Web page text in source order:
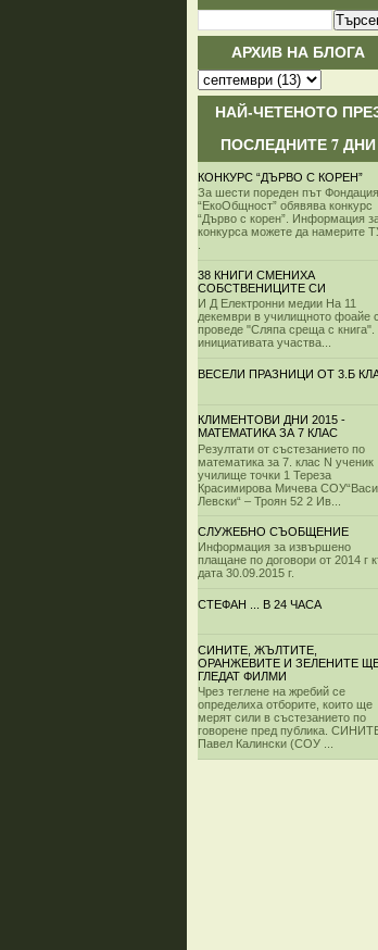
АРХИВ НА БЛОГА
НАЙ-ЧЕТЕНОТО
ПОСЛЕДНИТЕ 7 ДНИ
КОНКУРС “ДЪРВО С КОРЕН”
За шести пореден път Фондация
“ЕкоОбщност” обявява конкурс
“Дърво с корен”. Информация
конкурса можете да намерите
38 КНИГИ СМЕНИХА
СОБСТВЕНИЦИТЕ СИ
И Д Електронни медии На 11
декември в училищното фоайе
проведе "Сляпа среща с книга".
инициативата участва...
ВЕСЕЛИ ПРАЗНИЦИ ОТ 3.Б
КЛИМЕНТОВИ ДНИ 2015 -
МАТЕМАТИКА ЗА 7 КЛАС
Резултати от състезанието по
математика за 7. клас N ученик
училище точки 1 Тереза
Красимирова Мичева
Левски“ – Троян 52 2 Ив...
СЛУЖЕБНО СЪОБЩЕНИЕ
Информация за извършено
плащане по договори от 2014 г
дата 30.09.2015 г.
СТЕФАН ... В 24 ЧАСА
СИНИТЕ, ЖЪЛТИТЕ,
ОРАНЖЕВИТЕ И ЗЕЛЕНИТЕ
ГЛЕДАТ ФИЛМИ
Чрез теглене на жребий се
определиха отборите, които ще
мерят сили в състезанието по
говорене пред публика.
Павел Калински (СОУ ...